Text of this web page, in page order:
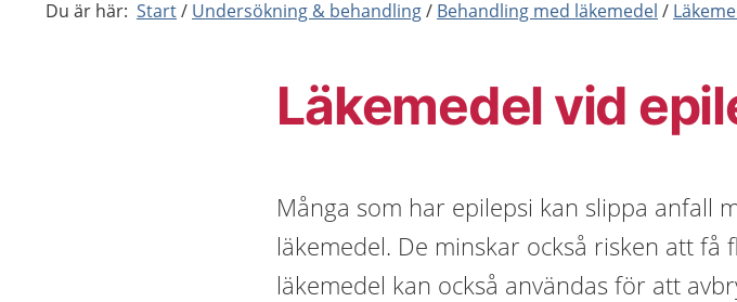
Du är här: Start Undersökning & behandling Behandling med läkemedel
Läkemedel vid
Många som har epilepsi kan slippa anfall
läkemedel. De minskar också risken att få
läkemedel kan också användas för att